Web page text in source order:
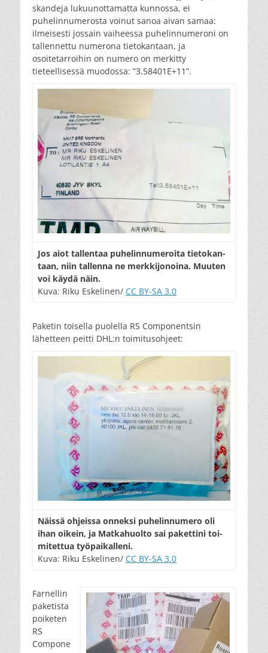
skandeja lukuunottamatta kunnossa, ei
puhelinnumerosta voinut sanoa aivan samaa:
ilmeisesti jossain vaiheessa puhelinnumeroni on
tallennettu numerona tietokantaan, ja
osoitetarroihin on numero on merkitty
tieteellisessä muodossa: ”3.58401E+11”.
Jos aiot tal­len­taa pu­he­lin­nu­me­roi­ta tie­to­kan­
taan, niin tal­len­na ne merk­ki­jo­noi­na. Muu­ten
voi käy­dä näin.
Kuva: Riku Eskelinen/ CC BY-SA 3.0
Paketin toisella puolella RS Componentsin
lähetteen peitti DHL:n toimitusohjeet:
Näis­sä oh­jeis­sa on­nek­si pu­he­lin­nu­me­ro oli
ihan oi­kein, ja Mat­ka­huol­to sai pa­ket­ti­ni toi­
mi­tet­tua työ­pai­kal­le­ni.
Kuva: Riku Eskelinen/ CC BY-SA 3.0
Farnellin
paketista
poiketen
RS
Compone